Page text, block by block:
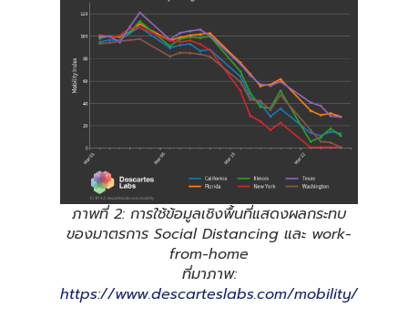
ภาพที่ 2: การใช้ข้อมูลเชิงพื้นที่แสดงผลกระทบ
ของมาตรการ Social Distancing และ work-
from-home
ที่มาภาพ:
https://www.descarteslabs.com/mobility/